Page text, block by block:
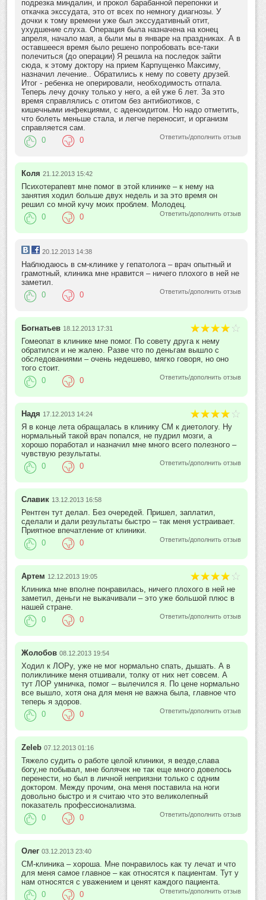
подрезка миндалин, и прокол барабанной перепонки и
откачка экссудата, это от всех по немногу диагнозы. У
дочки к тому времени уже был экссудативный отит,
ухудшение слуха. Операция была назначена на конец
апреля, начало мая, а были мы в январе на праздниках. А в
оставшееся время было решено попробовать все-таки
полечиться (до операции) Я решила на последок зайти
сюда, к этому доктору на прием Карпущенко Максиму,
назначил лечение.. Обратились к нему по совету друзей.
Итог - ребенка не оперировали, необходимость отпала.
Теперь лечу дочку только у него, а ей уже 6 лет. За это
время справлялись с отитом без антибиотиков, с
кишечными инфекциями, с аденоидитом. Но надо отметить,
что болеть меньше стала, и легче переносит, и организм
справляется сам.
Ответить/дополнить отзыв
0 0
Коля 21.12.2013 15:42
Психотерапевт мне помог в этой клинике – к нему на
занятия ходил больше двух недель и за это время он
решил со мной кучу моих проблем. Молодец.
Ответить/дополнить отзыв
0 0
20.12.2013 14:38
Наблюдаюсь в см-клинике у гепатолога – врач опытный и
грамотный, клиника мне нравится – ничего плохого в ней не
заметил.
Ответить/дополнить отзыв
0 0
Богнатьев 18.12.2013 17:31
Гомеопат в клинике мне помог. По совету друга к нему
обратился и не жалею. Разве что по деньгам вышло с
обследованиями – очень недешево, мягко говоря, но оно
того стоит.
Ответить/дополнить отзыв
0 0
Надя 17.12.2013 14:24
Я в конце лета обращалась в клинику СМ к диетологу. Ну
нормальный такой врач попался, не пудрил мозги, а
хорошо поработал и назначил мне много всего полезного –
чувствую результаты.
Ответить/дополнить отзыв
0 0
Славик 13.12.2013 16:58
Рентген тут делал. Без очередей. Пришел, заплатил,
сделали и дали результаты быстро – так меня устраивает.
Приятное впечатление от клиники.
Ответить/дополнить отзыв
0 0
Артем 12.12.2013 19:05
Клиника мне вполне понравилась, ничего плохого в ней не
заметил, деньги не выкачивали – это уже большой плюс в
нашей стране.
Ответить/дополнить отзыв
0 0
Жолобов 08.12.2013 19:54
Ходил к ЛОРу, уже не мог нормально спать, дышать. А в
поликлинике меня отшивали, толку от них нет совсем. А
тут ЛОР умничка, помог – вылечился я. По цене нормально
все вышло, хотя она для меня не важна была, главное что
теперь я здоров.
Ответить/дополнить отзыв
0 0
Zeleb 07.12.2013 01:16
Тяжело судить о работе целой клиники, я везде,слава
богу,не побывал, мне болячек не так еще много довелось
перенести, но был в личной неприязни только с одним
доктором. Между прочим, она меня поставила на ноги
довольно быстро и я считаю что это великолепный
показатель профессионализма.
Ответить/дополнить отзыв
0 0
Олег 03.12.2013 23:40
СМ-клиника – хороша. Мне понравилось как ту лечат и что
для меня самое главное – как относятся к пациентам. Тут у
нам относятся с уважением и ценят каждого пациента.
Ответить/дополнить отзыв
0 0